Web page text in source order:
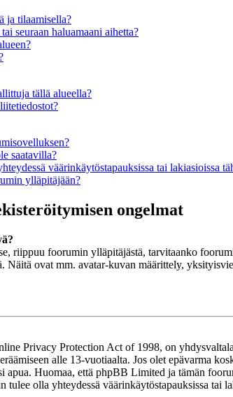
ja tilaamisella?
seuraan haluamaani aihetta?
tällä alueella?
saatavilla?
väärinkäytöstapauksissa tai lakiasioissa
ylläpitäjään?
ongelmat
riippuu foorumin ylläpitäjästä, tarvitaanko
Näitä ovat mm. avatar-kuvan määrittely,
Privacy Protection Act of 1998, on
alle 13-vuotiaalta. Jos olet epävarma
apua. Huomaa, että phpBB Limited ja tämän
tulee olla yhteydessä väärinkäytöstapauksissa tai